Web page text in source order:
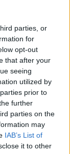
parties, or
for
opt-out
that after your
seeing
utilized by
prior to
further
parties on the
may
IAB’s List of
it to other
di